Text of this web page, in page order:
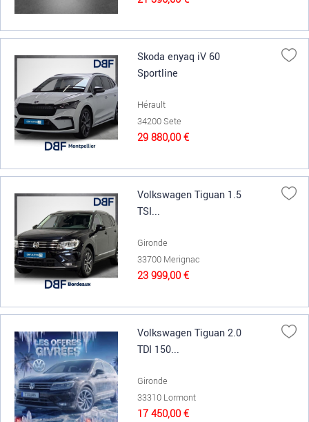
Skoda enyaq iV 60
Sportline
Hérault
34200 Sete
29 880,00 €
Volkswagen Tiguan 1.5
TSI...
Gironde
33700 Merignac
23 999,00 €
Volkswagen Tiguan 2.0
TDI 150...
Gironde
33310 Lormont
17 450,00 €